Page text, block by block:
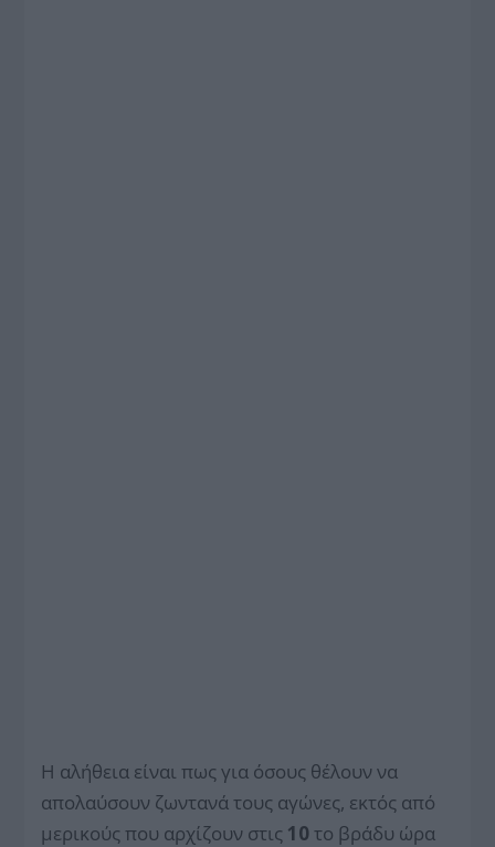
Η αλήθεια είναι πως για όσους θέλουν να
απολαύσουν ζωντανά τους αγώνες, εκτός από
μερικούς που αρχίζουν στις 10το βράδυ ώρα